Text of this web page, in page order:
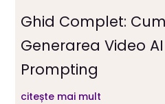
Ghid Complet:
Generarea Video
Prompting
citește mai mult